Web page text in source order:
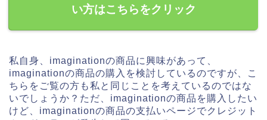
い方はこちらをクリック
私自身、imaginationの商品に興味があって、
imaginationの商品の購入を検討しているのですが、こ
ちらをご覧の方も私と同じことを考えているのではな
いでしょうか？ただ、imaginationの商品を購入したい
けど、imaginationの商品の支払いページでクレジット